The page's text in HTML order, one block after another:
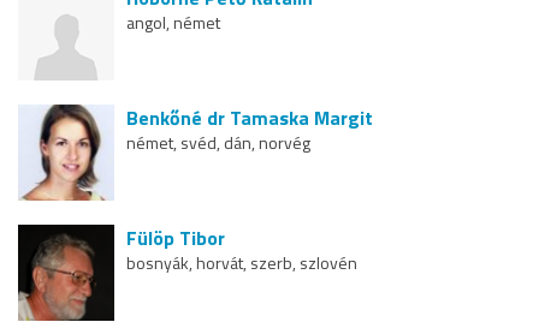
angol, német
Benkőné dr Tamaska Margit
német, svéd, dán, norvég
Fülöp Tibor
bosnyák, horvát, szerb, szlovén